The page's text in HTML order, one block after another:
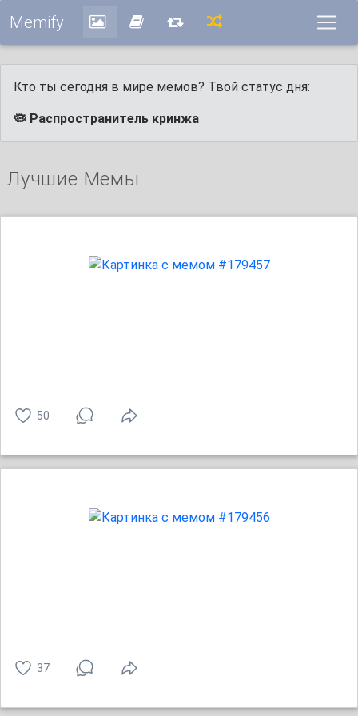
Memify
Кто ты сегодня в мире мемов? Твой статус дня:
🦠 Распространитель кринжа
Лучшие Мемы
50
37